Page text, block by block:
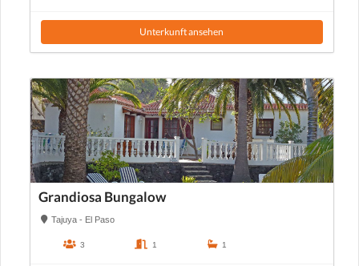
Unterkunft ansehen
Grandiosa Bungalow
Tajuya - El Paso
3 1 1